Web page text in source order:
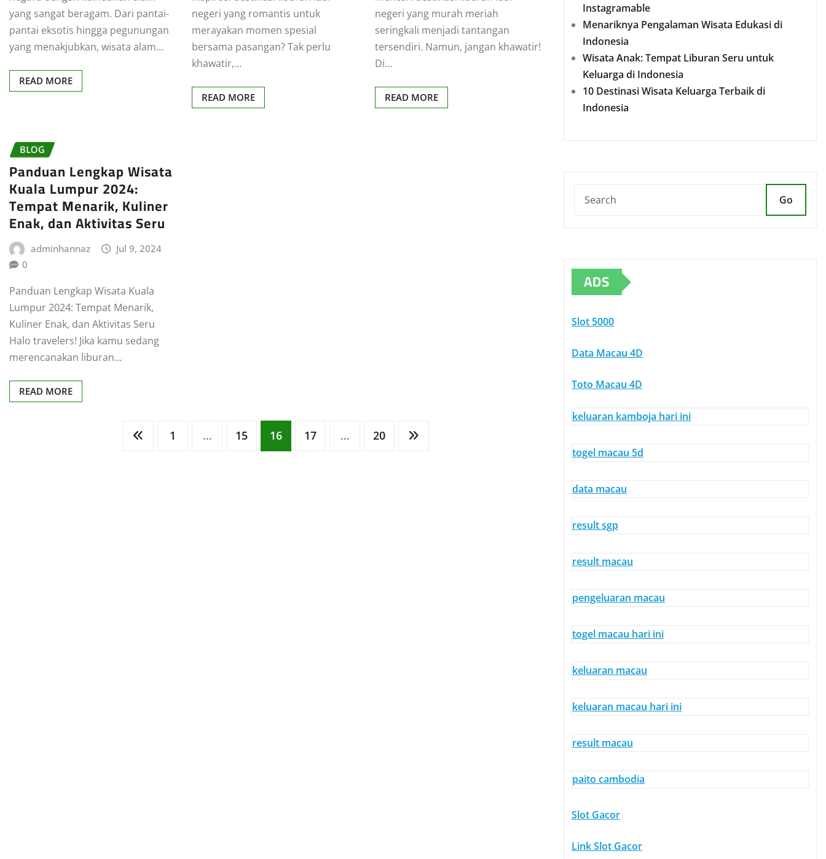
yang sangat beragam. Dari pantai-
pantai eksotis hingga pegunungan
yang menakjubkan, wisata alam…
READ MORE
negeri yang romantis untuk
merayakan momen spesial
bersama pasangan? Tak perlu
khawatir,…
READ MORE
negeri yang murah meriah
seringkali menjadi tantangan
tersendiri. Namun, jangan khawatir!
Di…
READ MORE
BLOG
Panduan Lengkap Wisata
Kuala Lumpur 2024:
Tempat Menarik, Kuliner
Enak, dan Aktivitas Seru
adminhannaz
Jul 9, 2024
0
Panduan Lengkap Wisata Kuala
Lumpur 2024: Tempat Menarik,
Kuliner Enak, dan Aktivitas Seru
Halo travelers! Jika kamu sedang
merencanakan liburan…
READ MORE
1 … 15 16 17 … 20
Instagramable
Menariknya Pengalaman Wisata Edukasi di
Indonesia
Wisata Anak: Tempat Liburan Seru untuk
Keluarga di Indonesia
10 Destinasi Wisata Keluarga Terbaik di
Indonesia
Go
ADS
Slot 5000
Data Macau 4D
Toto Macau 4D
keluaran kamboja hari ini
togel macau 5d
data macau
result sgp
result macau
pengeluaran macau
togel macau hari ini
keluaran macau
keluaran macau hari ini
result macau
paito cambodia
Slot Gacor
Link Slot Gacor